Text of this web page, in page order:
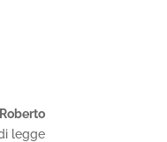
legge